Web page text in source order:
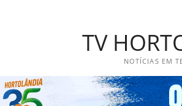
TV
NOTÍCIAS EM